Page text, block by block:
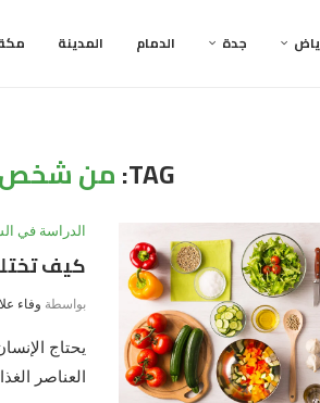
جدة الدمام المدينة
TAG: من شخص
الدراسة في
كيف
بواسطة وفاء علا
يحتاج
العناصر